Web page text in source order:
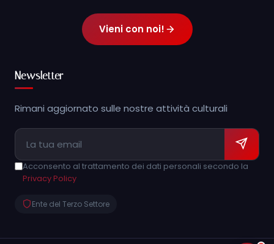
Vieni con noi!
Newsletter
Rimani aggiornato sulle nostre attività culturali
Acconsento al trattamento dei dati personali secondo la
Privacy Policy
Ente del Terzo Settore